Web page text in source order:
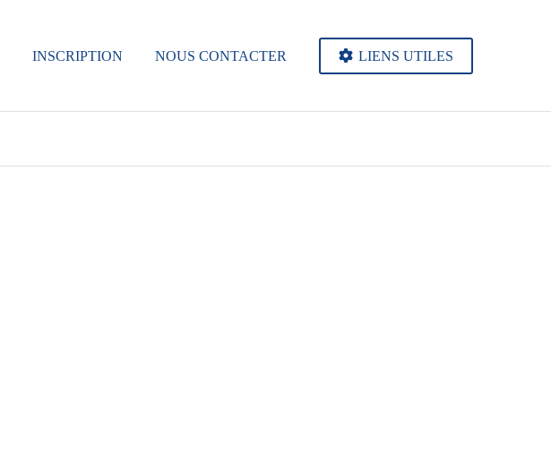
INSCRIPTION NOUS CONTACTER LIENS UTILES